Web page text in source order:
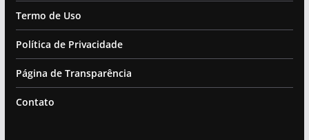
Termo de Uso
Política de Privacidade
Página de Transparência
Contato